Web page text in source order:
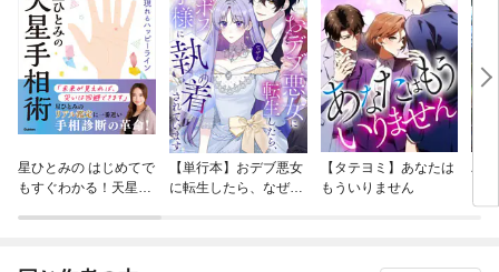
星ひとみの はじめてで
もすぐわかる！天星手
【単行本】おデブ悪女
に転生したら、なぜか
【タテヨミ】あなたは
もういりません
バ
今